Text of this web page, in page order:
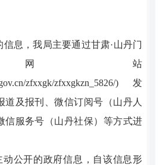
信息，我局主要通过甘肃·山丹门
站
zfxxgk/zfxxgkzn_5826/)发
道及报刊、微信订阅号（山丹人
信服务号（山丹社保）等方式进
动公开的政府信息，自该信息形